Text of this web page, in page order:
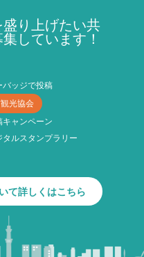
盛り上げたい共
しています！
ッジで投稿
光協会
ャンペーン
ルスタンプラリー
て詳しくはこちら